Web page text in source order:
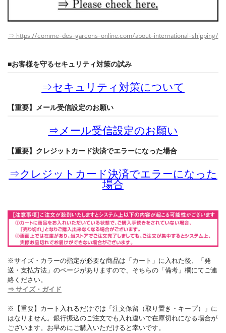
⇒ https://comme-des-garcons-online.com/about-international-shipping/
■お客様を守るセキュリティ対策の試み
⇒セキュリティ対策について
【重要】メール受信設定のお願い
⇒メール受信設定のお願い
【重要】クレジットカード決済でエラーになった場合
⇒クレジットカード決済でエラーになった
場合
※サイズ・カラーの指定が必要な商品は「カート」に入れた後、「発
送・支払方法」のページがありますので、そちらの「備考」欄にてご連
絡ください。
⇒ サイズ・ガイド
※【重要】カート入れるだけでは「注文保留（取り置き・キープ）」に
はなりません。銀行振込のご注文でも入れ違いで在庫切れになる場合が
ございます。お早めにご購入いただけると幸いです。